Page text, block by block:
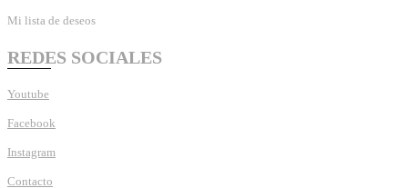
Mi lista de deseos
REDES SOCIALES
Youtube
Facebook
Instagram
Contacto